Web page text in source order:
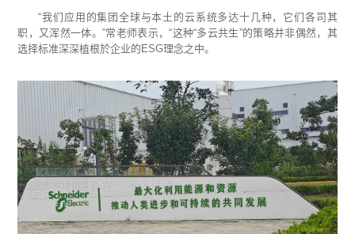
“我们应用的集团全球与本土的云系统多达十几种，它们各司其
职，又浑然一体。”常老师表示，“这种“多云共生”的策略并非偶然，其
选择标准深深植根於企业的ESG理念之中。